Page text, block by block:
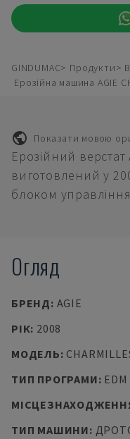
GINDUMAC Продукти
Ерозійна машина AGIE
Показати мовою
Ерозійний верстат
виготовлений у
блоком
Огляд
БРЕНД: AGIE
РІК: 2008
МОДЕЛЬ:
ТИП ПРОГРАМИ: EDM
ТИП МАШИНИ: